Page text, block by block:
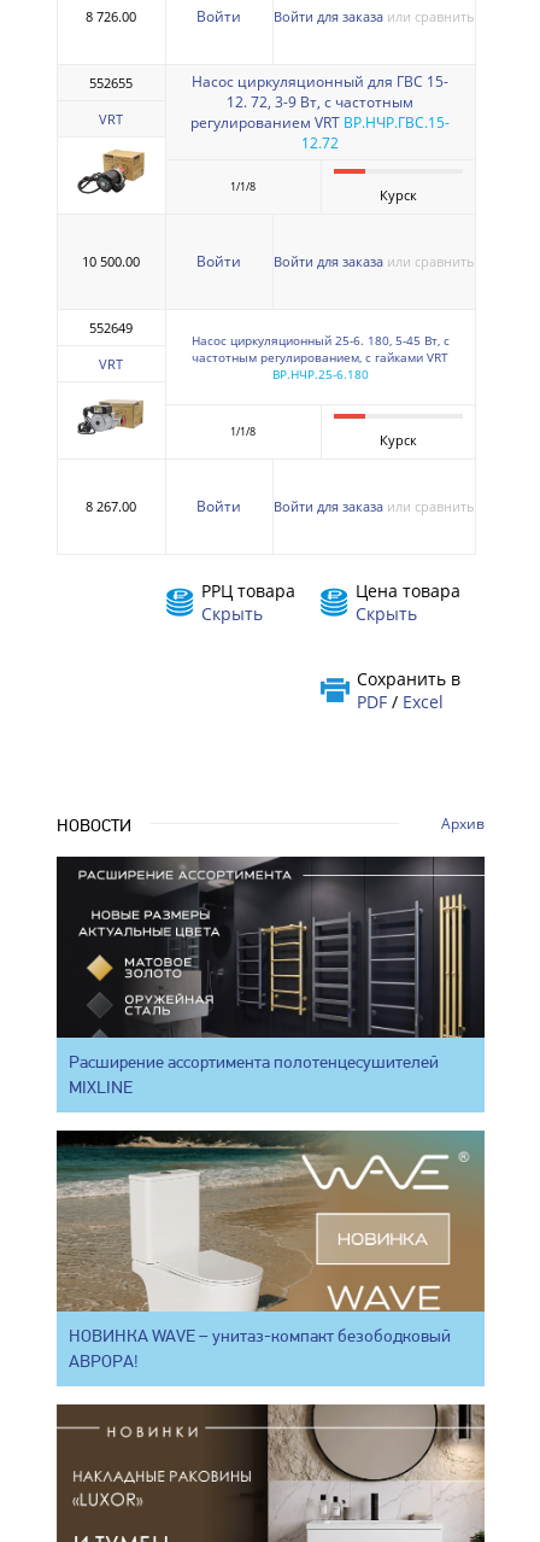
8 726.00 Войти Войти для заказа или сравнить
552655
VRT
Насос циркуляционный для ГВС 15-
12. 72, 3-9 Вт, с частотным
регулированием VRT ВР.НЧР.ГВС.15-
12.72
1/1/8 Курск
10 500.00 Войти Войти для заказа или сравнить
552649
VRT
Насос циркуляционный 25-6. 180, 5-45 Вт, с
частотным регулированием, с гайками VRT
ВР.НЧР.25-6.180
1/1/8 Курск
8 267.00 Войти Войти для заказа или сравнить
Цена товара
Скрыть
РРЦ товара
Скрыть
Сохранить в
PDF/ Excel
НОВОСТИ Архив
Расширение ассортимента полотенцесушителей
MIXLINE
НОВИНКА WAVE – унитаз-компакт безободковый
АВРОРА!